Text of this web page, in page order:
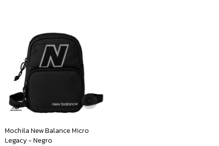
Mochila New Balance Micro
Legacy - Negro